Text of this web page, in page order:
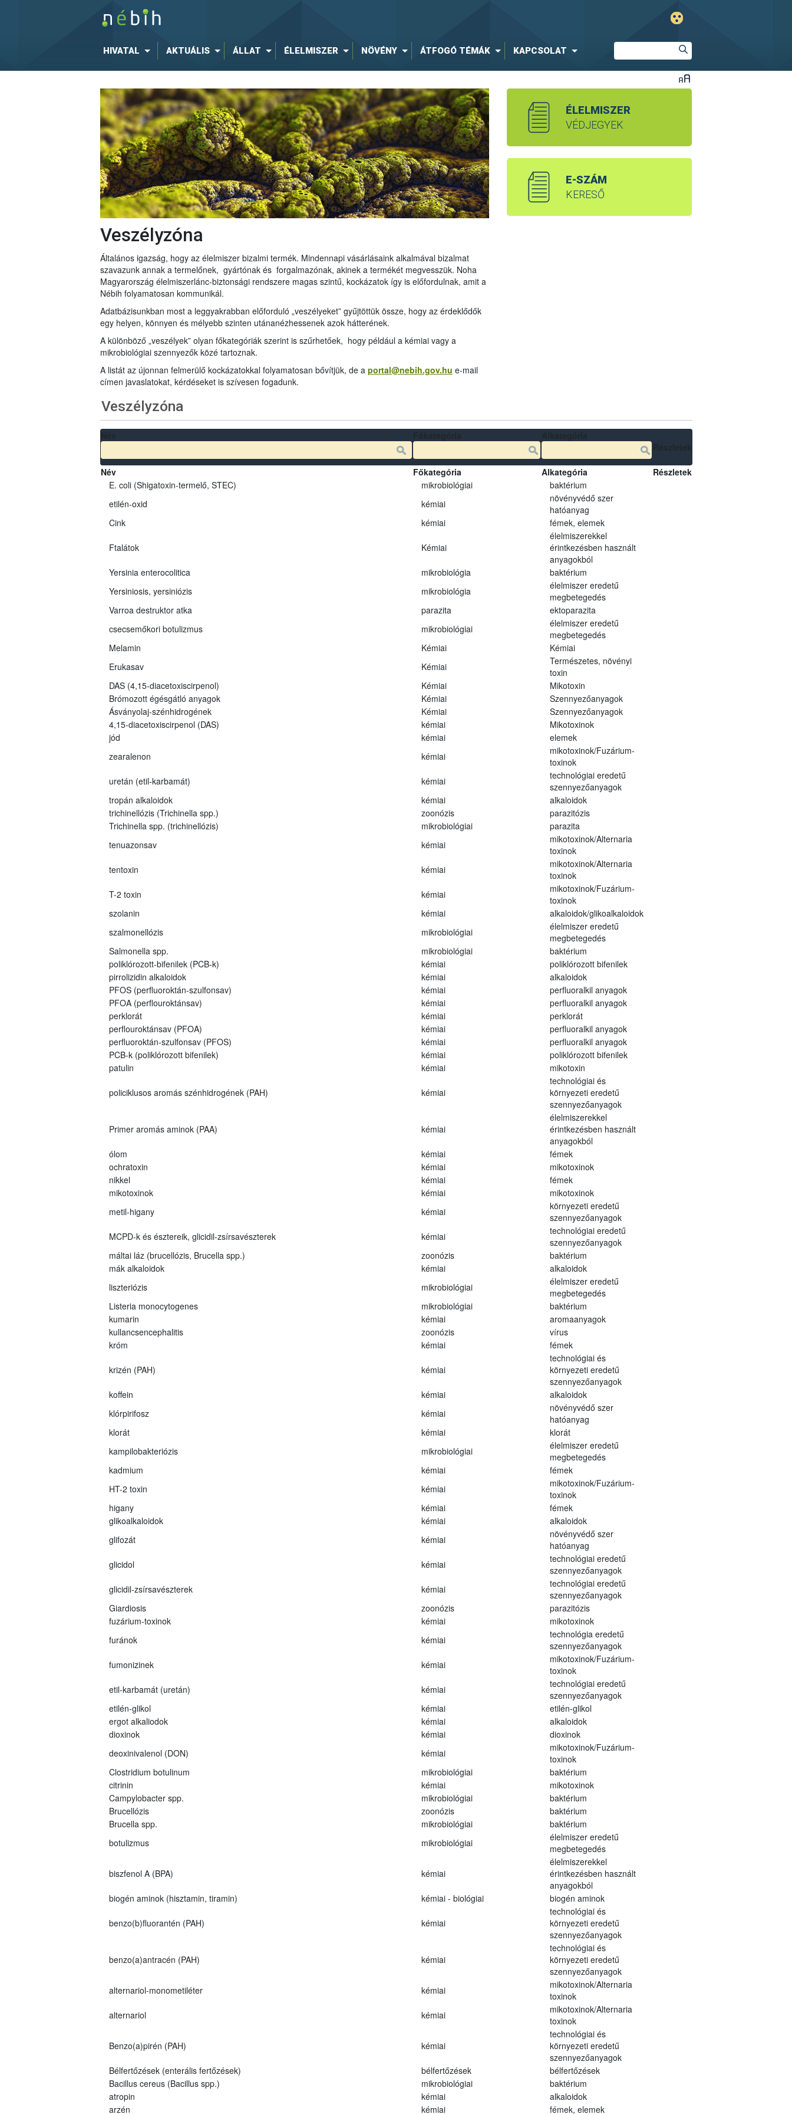
HIVATAL AKTUÁLIS ÁLLAT ÉLELMISZER NÖVÉNY ÁTFOGÓ TÉMÁK KAPCSOLAT
Veszélyzóna
Általános igazság, hogy az élelmiszer bizalmi termék. Mindennapi vásárlásaink alkalmával bizalmat
szavazunk annak a termelőnek, gyártónak és forgalmazónak, akinek a termékét megvesszük. Noha
Magyarország élelmiszerlánc-biztonsági rendszere magas szintű, kockázatok így is előfordulnak, amit a
Nébih folyamatosan kommunikál.
Adatbázisunkban most a leggyakrabban előforduló „veszélyeket” gyűjtöttük össze, hogy az érdeklődők
egy helyen, könnyen és mélyebb szinten utánanézhessenek azok hátterének.
A különböző „veszélyek” olyan főkategóriák szerint is szűrhetőek, hogy például a kémiai vagy a
mikrobiológiai szennyezők közé tartoznak.
A listát az újonnan felmerülő kockázatokkal folyamatosan bővítjük, de a portal@nebih.gov.hu e-mail
címen javaslatokat, kérdéseket is szívesen fogadunk.
ÉLELMISZER
VÉDJEGYEK
E-SZÁM
KERESŐ
Veszélyzóna
Név Főkategória Alkategória
Részletek
E. coli (Shigatoxin-termelő, STEC)
mikrobiológiai
baktérium
etilén-oxid
kémiai
növényvédő szer
hatóanyag
Cink
kémiai fémek, elemek
Ftalátok Kémiai
élelmiszerekkel
érintkezésben használt
anyagokból
Yersinia enterocolitica
mikrobiológia
baktérium
Yersiniosis, yersiniózis
mikrobiológia
élelmiszer eredetű
megbetegedés
Varroa destruktor atka
parazita
ektoparazita
csecsemőkori botulizmus
mikrobiológiai
élelmiszer eredetű
megbetegedés
Melamin
Kémiai
Kémiai
Erukasav
Kémiai
Természetes, növényi
toxin
DAS (4,15-diacetoxiscirpenol)
Kémiai
Mikotoxin
Brómozott égésgátló anyagok
Kémiai
Szennyezőanyagok
Ásványolaj-szénhidrogének
Kémiai
Szennyezőanyagok
4,15-diacetoxiscirpenol (DAS)
kémiai
Mikotoxinok
jód
kémiai
elemek
zearalenon
kémiai
mikotoxinok/Fuzárium-
toxinok
uretán (etil-karbamát)
kémiai
technológiai eredetű
szennyezőanyagok
tropán alkaloidok
kémiai
alkaloidok
trichinellózis (Trichinella spp.)
zoonózis
parazitózis
Trichinella spp. (trichinellózis)
mikrobiológiai
parazita
tenuazonsav
kémiai
mikotoxinok/Alternaria
toxinok
tentoxin
kémiai
mikotoxinok/Alternaria
toxinok
T-2 toxin
kémiai
mikotoxinok/Fuzárium-
toxinok
szolanin
kémiai
alkaloidok/glikoalkaloidok
szalmonellózis
mikrobiológiai
élelmiszer eredetű
megbetegedés
Salmonella spp.
mikrobiológiai
baktérium
poliklórozott-bifenilek (PCB-k)
kémiai
poliklórozott bifenilek
pirrolizidin alkaloidok
kémiai
alkaloidok
PFOS (perfluoroktán-szulfonsav)
kémiai
perfluoralkil anyagok
PFOA (perflouroktánsav)
kémiai
perfluoralkil anyagok
perklorát
kémiai
perklorát
perflouroktánsav (PFOA)
kémiai
perfluoralkil anyagok
perfluoroktán-szulfonsav (PFOS)
kémiai
perfluoralkil anyagok
PCB-k (poliklórozott bifenilek)
kémiai
poliklórozott bifenilek
patulin
kémiai mikotoxin
policiklusos aromás szénhidrogének (PAH) kémiai
technológiai és
környezeti eredetű
szennyezőanyagok
Primer aromás aminok (PAA) kémiai
élelmiszerekkel
érintkezésben használt
anyagokból
ólom
kémiai
fémek
ochratoxin
kémiai
mikotoxinok
nikkel
kémiai
fémek
mikotoxinok
kémiai
mikotoxinok
metil-higany
kémiai
környezeti eredetű
szennyezőanyagok
MCPD-k és észtereik, glicidil-zsírsavészterek
kémiai
technológiai eredetű
szennyezőanyagok
máltai láz (brucellózis, Brucella spp.)
zoonózis
baktérium
mák alkaloidok
kémiai
alkaloidok
liszteriózis
mikrobiológiai
élelmiszer eredetű
megbetegedés
Listeria monocytogenes
mikrobiológiai
baktérium
kumarin
kémiai
aromaanyagok
kullancsencephalitis
zoonózis
vírus
króm
kémiai fémek
krizén (PAH) kémiai
technológiai és
környezeti eredetű
szennyezőanyagok
koffein
kémiai
alkaloidok
klórpirifosz
kémiai
növényvédő szer
hatóanyag
klorát
kémiai
klorát
kampilobakteriózis
mikrobiológiai
élelmiszer eredetű
megbetegedés
kadmium
kémiai
fémek
HT-2 toxin
kémiai
mikotoxinok/Fuzárium-
toxinok
higany
kémiai
fémek
glikoalkaloidok
kémiai
alkaloidok
glifozát
kémiai
növényvédő szer
hatóanyag
glicidol
kémiai
technológiai eredetű
szennyezőanyagok
glicidil-zsírsavészterek
kémiai
technológiai eredetű
szennyezőanyagok
Giardiosis
zoonózis
parazitózis
fuzárium-toxinok
kémiai
mikotoxinok
furánok
kémiai
technológia eredetű
szennyezőanyagok
fumonizinek
kémiai
mikotoxinok/Fuzárium-
toxinok
etil-karbamát (uretán)
kémiai
technológiai eredetű
szennyezőanyagok
etilén-glikol
kémiai
etilén-glikol
ergot alkaliodok
kémiai
alkaloidok
dioxinok
kémiai
dioxinok
deoxinivalenol (DON)
kémiai
mikotoxinok/Fuzárium-
toxinok
Clostridium botulinum
mikrobiológiai
baktérium
citrinin
kémiai
mikotoxinok
Campylobacter spp.
mikrobiológiai
baktérium
Brucellózis
zoonózis
baktérium
Brucella spp.
mikrobiológiai
baktérium
botulizmus
mikrobiológiai
élelmiszer eredetű
megbetegedés
biszfenol A (BPA) kémiai
élelmiszerekkel
érintkezésben használt
anyagokból
biogén aminok (hisztamin, tiramin)
kémiai - biológiai biogén aminok
benzo(b)fluorantén (PAH) kémiai
technológiai és
környezeti eredetű
szennyezőanyagok
benzo(a)antracén (PAH) kémiai
technológiai és
környezeti eredetű
szennyezőanyagok
alternariol-monometiléter
kémiai
mikotoxinok/Alternaria
toxinok
alternariol
kémiai
mikotoxinok/Alternaria
toxinok
Benzo(a)pirén (PAH) kémiai
technológiai és
környezeti eredetű
szennyezőanyagok
Bélfertőzések (enterális fertőzések)
bélfertőzések
bélfertőzések
Bacillus cereus (Bacillus spp.)
mikrobiológiai
baktérium
atropin
kémiai
alkaloidok
arzén
kémiai fémek, elemek